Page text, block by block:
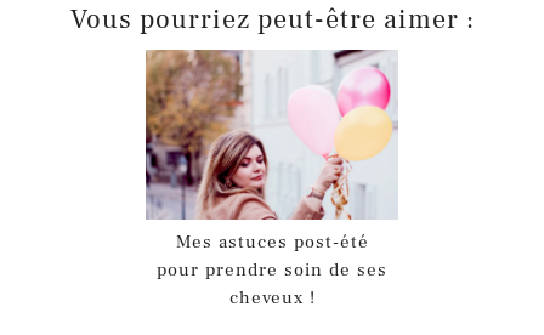
Vous pourriez peut-être aimer :
Mes astuces post-été
pour prendre soin de ses
cheveux !